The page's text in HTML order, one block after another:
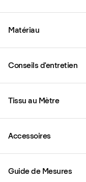
Matériau
Conseils d'entretien
Tissu au Mètre
Accessoires
Guide de Mesures